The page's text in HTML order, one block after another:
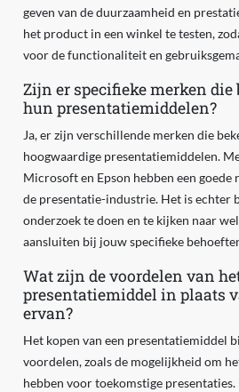
geven van de duurzaamheid en
het product in een winkel te testen,
voor de functionaliteit en
Zijn er specifieke merken die
hun presentatiemiddelen?
Ja, er zijn verschillende merken die
hoogwaardige presentatiemiddelen.
Microsoft en Epson hebben een
de presentatie-industrie. Het is echter
onderzoek te doen en te kijken naar
aansluiten bij jouw specifieke
Wat zijn de voordelen van
presentatiemiddel in plaats
ervan?
Het kopen van een presentatiemiddel
voordelen, zoals de mogelijkheid om
hebben voor toekomstige